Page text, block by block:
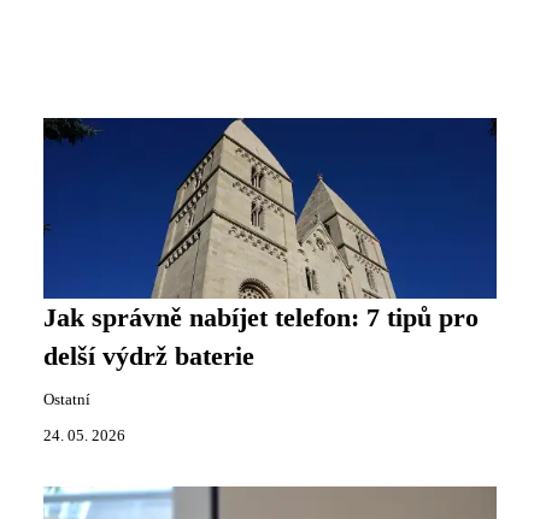
Jak správně nabíjet telefon: 7 tipů pro
delší výdrž baterie
Ostatní
24. 05. 2026